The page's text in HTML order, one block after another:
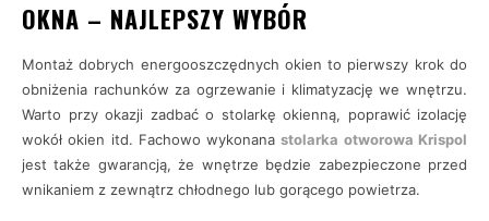
OKNA – NAJLEPSZY WYBÓR
Montaż dobrych energooszczędnych okien to pierwszy krok do
obniżenia rachunków za ogrzewanie i klimatyzację we wnętrzu.
Warto przy okazji zadbać o stolarkę okienną, poprawić izolację
wokół okien itd. Fachowo wykonanastolarka otworowa Krispol
jest także gwarancją, że wnętrze będzie zabezpieczone przed
wnikaniem z zewnątrz chłodnego lub gorącego powietrza.